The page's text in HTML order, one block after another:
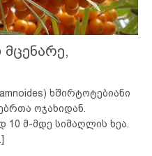
ხშირტოტებიანი
ოჯახიდან.
10 მ-მდე სიმაღლის ხეა.